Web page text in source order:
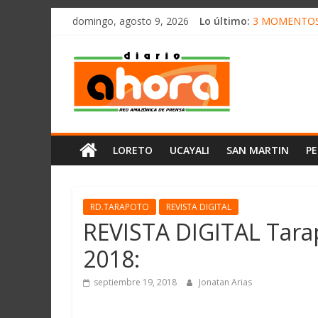
олимп казино
Saltardomingo, agosto 9, 2026 Lo último: 3
Diario
Ahora
Cadena
Amazónica
de
Noticias
del
Perú,
Mundo
Ucayali,
LORETO UCAYALI SAN MARTIN
RD.TARAPOTO REVISTA DIGITAL
REVISTA DIGITAL
2018:
septiembre 19, 2018 Jonatan Arias